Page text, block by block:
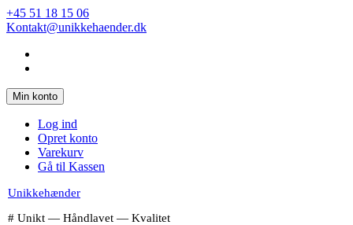
Spring
til
+45 51 18 15 06
Kontakt@unikkehaender.dk
Min konto
Log ind
Opret konto
Varekurv
Gå til Kassen
Unikkehænder
# Unikt — Håndlavet — Kvalitet